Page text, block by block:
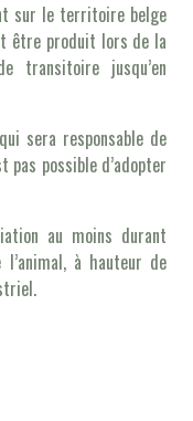
sur le territoire belge
être produit lors de la
transitoire jusqu’en
sera responsable de
pas possible d’adopter
au moins durant
à hauteur de